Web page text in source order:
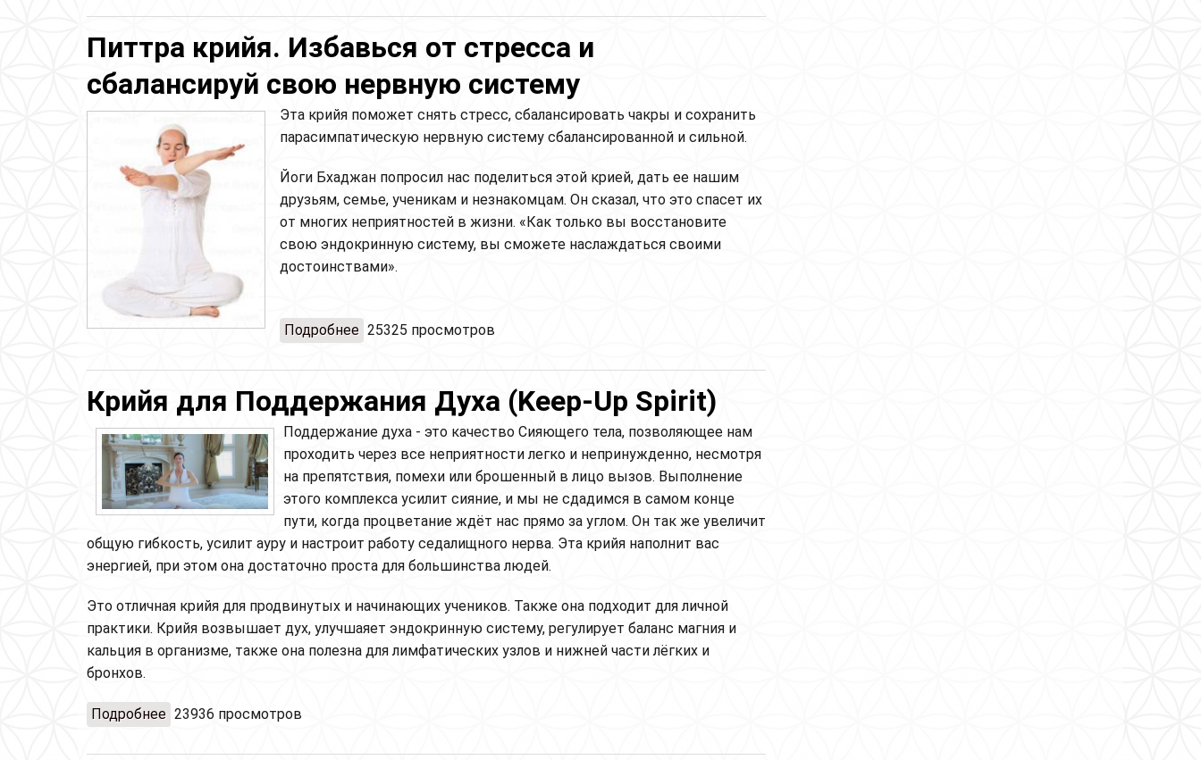
Питтра крийя. Избавься от стресса и
сбалансируй свою нервную систему
Эта крийя поможет снять стресс, сбалансировать чакры и сохранить
парасимпатическую нервную систему сбалансированной и сильной.
Йоги Бхаджан попросил нас поделиться этой крией, дать ее нашим
друзьям, семье, ученикам и незнакомцам. Он сказал, что это спасет их
от многих неприятностей в жизни. «Как только вы восстановите
свою эндокринную систему, вы сможете наслаждаться своими
достоинствами».
Подробнее о Питтра крийя. Избавься от стресса и сбалансируй свою
нервную систему
25325 просмотров
Крийя для Поддержания Духа (Keep-Up Spirit)
Поддержание духа - это качество Сияющего тела, позволяющее нам
проходить через все неприятности легко и непринужденно, несмотря
на препятствия, помехи или брошенный в лицо вызов. Выполнение
этого комплекса усилит сияние, и мы не сдадимся в самом конце
пути, когда процветание ждёт нас прямо за углом. Он так же увеличит
общую гибкость, усилит ауру и настроит работу седалищного нерва. Эта крийя наполнит вас
энергией, при этом она достаточно проста для большинства людей.
Это отличная крийя для продвинутых и начинающих учеников. Также она подходит для личной
практики. Крийя возвышает дух, улучшаяет эндокринную систему, регулирует баланс магния и
кальция в организме, также она полезна для лимфатических узлов и нижней части лёгких и
бронхов.
Подробнее о Крийя для Поддержания Духа (Keep-Up Spirit)
23936 просмотров